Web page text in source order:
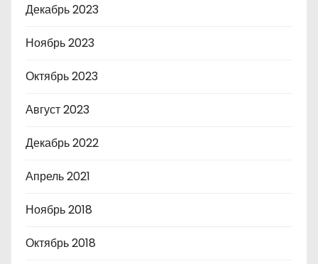
Декабрь 2023
Ноябрь 2023
Октябрь 2023
Август 2023
Декабрь 2022
Апрель 2021
Ноябрь 2018
Октябрь 2018